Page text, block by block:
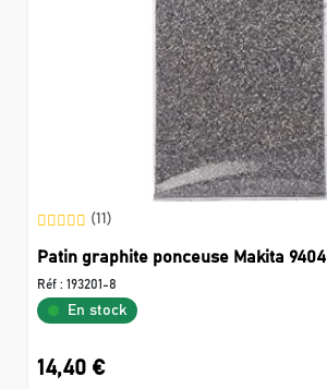
(11)
Patin graphite ponceuse Makita 9404
Réf : 193201-8
En stock
14,40 €